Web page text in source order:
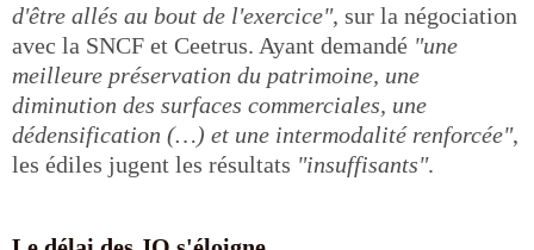
d'être allés au bout de l'exercice", sur la négociation
avec la SNCF et Ceetrus. Ayant demandé "une
meilleure préservation du patrimoine, une
diminution des surfaces commerciales, une
dédensification (…) et une intermodalité renforcée",
les édiles jugent les résultats "insuffisants".